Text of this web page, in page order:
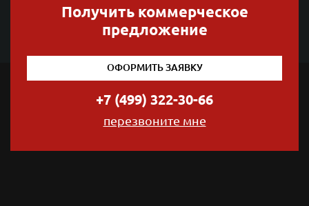
Получить коммерческое
предложение
ОФОРМИТЬ ЗАЯВКУ
+7 (499) 322-30-66
перезвоните мне